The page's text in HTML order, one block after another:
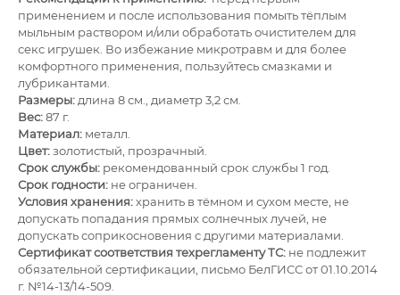
применением и после использования помыть тёплым
мыльным раствором и/или обработать очистителем для
секс игрушек. Во избежание микротравм и для более
комфортного применения, пользуйтесь смазками и
лубрикантами.
Размеры:длина 8 см., диаметр 3,2 см.
Вес:87 г.
Материал: металл.
Цвет:золотистый, прозрачный.
Срок службы: рекомендованный срок службы 1 год.
Срок годности: не ограничен.
Условия хранения:хранить в тёмном и сухом месте, не
допускать попадания прямых солнечных лучей, не
допускать соприкосновения с другими материалами.
Сертификат соответствия техрегламенту ТС: не подлежит
обязательной сертификации, письмо БелГИСС от 01.10.2014
г. №14-13/14-509.